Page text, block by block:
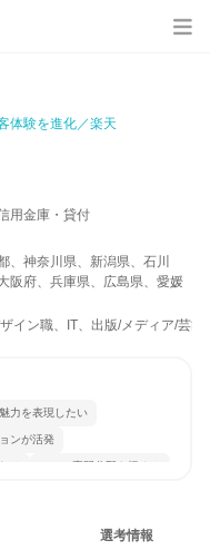
体験を進化／楽天
用金庫・貸付
、神奈川県、新潟県、石川
阪府、兵庫県、広島県、愛媛
イン職、IT、出版/メディア/芸
力を表現したい
ンが活発
る 一つの専門分野を極める
選考情報